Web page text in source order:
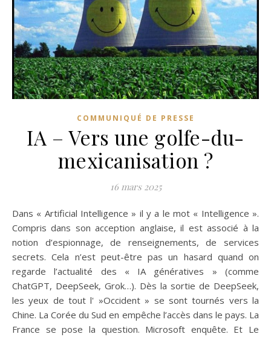
COMMUNIQUÉ DE PRESSE
IA – Vers une golfe-du-
mexicanisation ?
16 mars 2025
Dans « Artificial Intelligence » il y a le mot « Intelligence ».
Compris dans son acception anglaise, il est associé à la
notion d’espionnage, de renseignements, de services
secrets. Cela n’est peut-être pas un hasard quand on
regarde l’actualité des « IA génératives » (comme
ChatGPT, DeepSeek, Grok…). Dès la sortie de DeepSeek,
les yeux de tout l' »Occident » se sont tournés vers la
Chine. La Corée du Sud en empêche l’accès dans le pays. La
France se pose la question. Microsoft enquête. Et Le